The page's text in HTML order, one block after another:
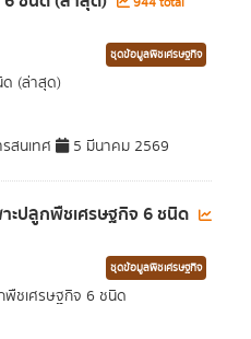
ชุดข้อมูลพืชเศรษฐกิจ
(ล่าสุด)
สนเทศ 5 มีนาคม 2569
ะปลูกพืชเศรษฐกิจ 6 ชนิด
ชุดข้อมูลพืชเศรษฐกิจ
พืชเศรษฐกิจ 6 ชนิด